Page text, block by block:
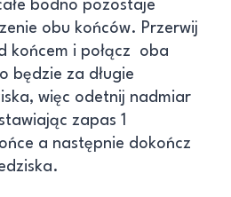
bodno pozostaje
obu końców. Przerwij
końcem i połącz oba
będzie za długie
więc odetnij nadmiar
zapas 1
a następnie dokończ